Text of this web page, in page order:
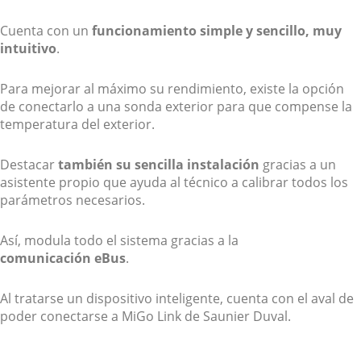
Cuenta con un funcionamiento simple y sencillo, muy
intuitivo.
Para mejorar al máximo su rendimiento, existe la opción
de conectarlo a una sonda exterior para que compense la
temperatura del exterior.
Destacartambién su sencilla instalación gracias a un
asistente propio que ayuda al técnico a calibrar todos los
parámetros necesarios.
Así, modula todo el sistema gracias a la
comunicación eBus.
Al tratarse un dispositivo inteligente, cuenta con el aval de
poder conectarse a MiGo Link de Saunier Duval.